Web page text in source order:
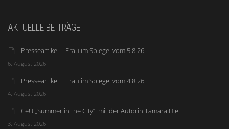
AKTUELLE BEITRÄGE
Presseartikel | Frau im Spiegel vom 5.8.26
6. August 2026
Presseartikel | Frau im Spiegel vom 4.8.26
4. August 2026
CeU „Summer in the City“ mit der Autorin Tamara Dietl
3. August 2026